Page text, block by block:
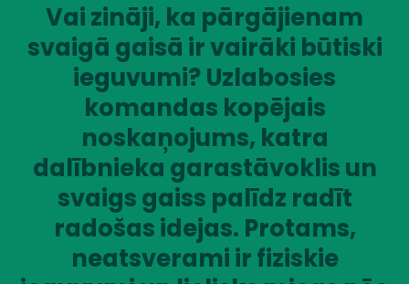
Vai zināji, ka pārgājienam
svaigā gaisā ir vairāki būtiski
ieguvumi? Uzlabosies
komandas kopējais
noskaņojums, katra
dalībnieka garastāvoklis un
svaigs gaiss palīdz radīt
radošas idejas. Protams,
neatsverami ir fiziskie